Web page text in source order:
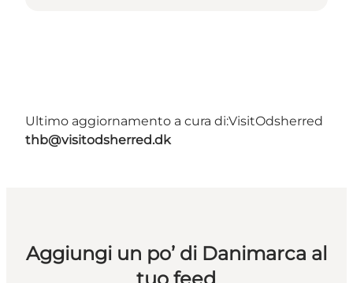
Ultimo aggiornamento a cura di:VisitOdsherred
thb@visitodsherred.dk
Aggiungi un po’ di Danimarca al